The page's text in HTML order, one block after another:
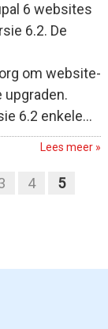
6 websites
6.2. De
om website-
upgraden.
6.2 enkele...
Lees meer »
4 5